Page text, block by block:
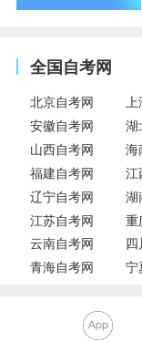
全国自考网
北京自考网
安徽自考网
湖
山西自考网
海
福建自考网
江
辽宁自考网
湖
江苏自考网
重
云南自考网
四
青海自考网
宁